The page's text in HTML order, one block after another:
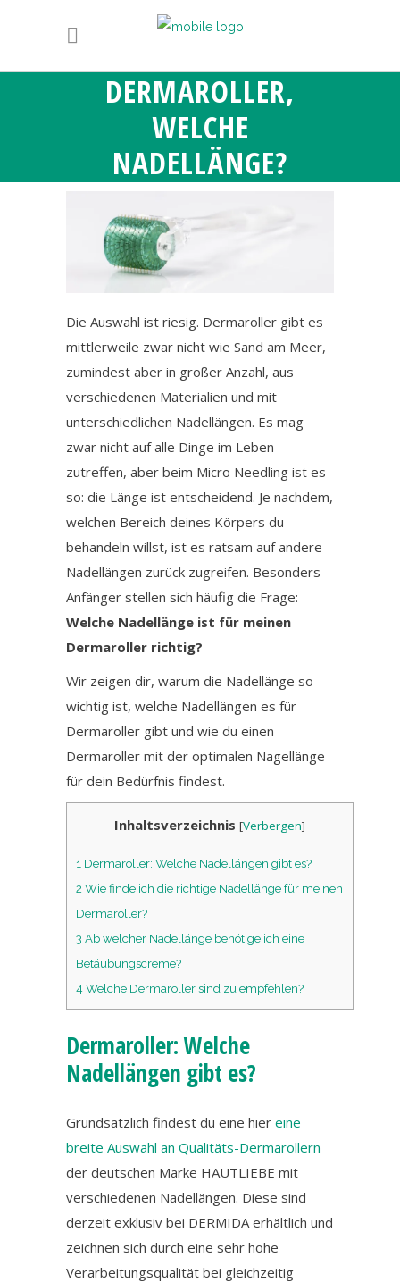
DERMAROLLER,
WELCHE
NADELLÄNGE?
Die Auswahl ist riesig. Dermaroller gibt es
mittlerweile zwar nicht wie Sand am Meer,
zumindest aber in großer Anzahl, aus
verschiedenen Materialien und mit
unterschiedlichen Nadellängen. Es mag
zwar nicht auf alle Dinge im Leben
zutreffen, aber beim Micro Needling ist es
so: die Länge ist entscheidend. Je nachdem,
welchen Bereich deines Körpers du
behandeln willst, ist es ratsam auf andere
Nadellängen zurück zugreifen. Besonders
Anfänger stellen sich häufig die Frage:
Welche Nadellänge ist für meinen
Dermaroller richtig?
Wir zeigen dir, warum die Nadellänge so
wichtig ist, welche Nadellängen es für
Dermaroller gibt und wie du einen
Dermaroller mit der optimalen Nagellänge
für dein Bedürfnis findest.
Inhaltsverzeichnis [Verbergen]
1 Dermaroller: Welche Nadellängen gibt es?
2 Wie finde ich die richtige Nadellänge für meinen
Dermaroller?
3 Ab welcher Nadellänge benötige ich eine
Betäubungscreme?
4Welche Dermaroller sind zu empfehlen?
Dermaroller: Welche
Nadellängen gibt es?
Grundsätzlich findest du eine hier eine
breite Auswahl an Qualitäts-Dermarollern
der deutschen Marke HAUTLIEBE mit
verschiedenen Nadellängen. Diese sind
derzeit exklusiv bei DERMIDA erhältlich und
zeichnen sich durch eine sehr hohe
Verarbeitungsqualität bei gleichzeitig